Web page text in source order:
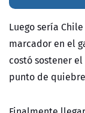
Luego sería
marcador en el
costó sostener
punto de